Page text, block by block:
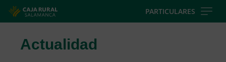
PARTICULARES
Actualidad